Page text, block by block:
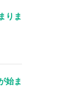
りま
始ま